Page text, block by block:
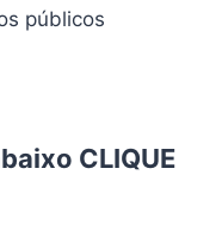
públicos
CLIQUE